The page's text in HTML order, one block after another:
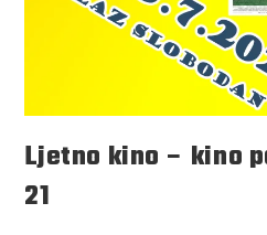
Ljetno kino – kino
21